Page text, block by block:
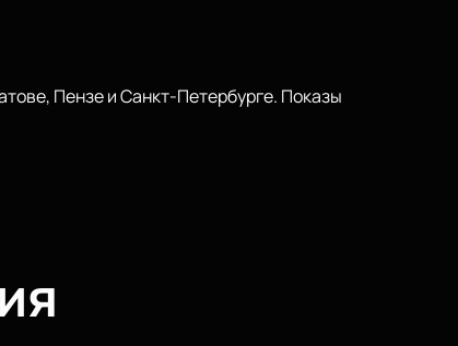
Пензе и Санкт-Петербурге. Показы